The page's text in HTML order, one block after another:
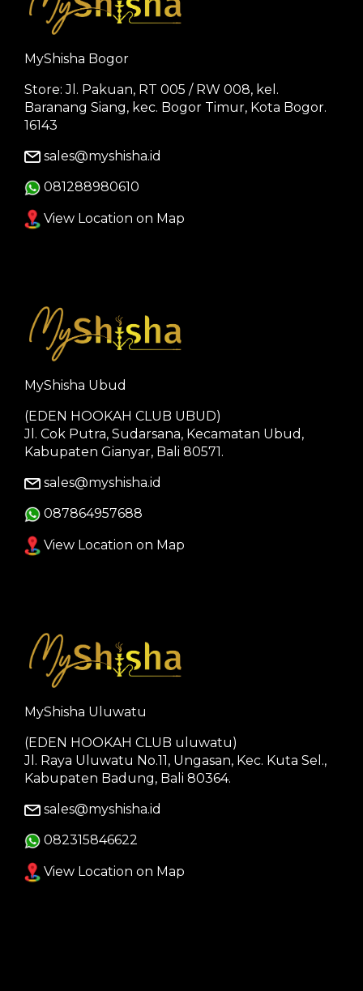
MyShisha Bogor
Store: Jl. Pakuan, RT 005 / RW 008, kel.
Baranang Siang, kec. Bogor Timur, Kota Bogor.
16143
sales@myshisha.id
081288980610
View Location on Map
MyShisha Ubud
(EDEN HOOKAH CLUB UBUD)
Jl. Cok Putra, Sudarsana, Kecamatan Ubud,
Kabupaten Gianyar, Bali 80571.
sales@myshisha.id
087864957688
View Location on Map
MyShisha Uluwatu
(EDEN HOOKAH CLUB uluwatu)
Jl. Raya Uluwatu No.11, Ungasan, Kec. Kuta Sel.,
Kabupaten Badung, Bali 80364.
sales@myshisha.id
082315846622
View Location on Map